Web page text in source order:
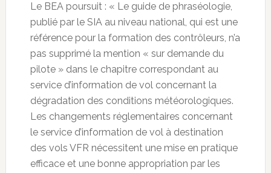
Le BEA poursuit : « Le guide de phraséologie,
publié par le SIA au niveau national, qui est une
référence pour la formation des contrôleurs, n’a
pas supprimé la mention « sur demande du
pilote » dans le chapitre correspondant au
service d’information de vol concernant la
dégradation des conditions météorologiques.
Les changements réglementaires concernant
le service d’information de vol à destination
des vols VFR nécessitent une mise en pratique
efficace et une bonne appropriation par les